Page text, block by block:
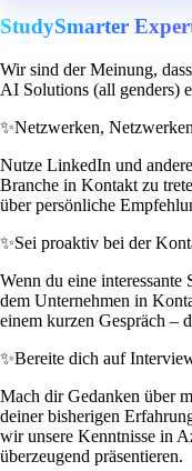
StudySmarter
Wir sind der Meinung,
AI Solutions (all genders)
✨Netzwerken,
Nutze LinkedIn und
Branche in Kontakt zu
über persönliche
✨Sei proaktiv bei der
Wenn du eine
dem Unternehmen in
einem kurzen Gespräch –
✨Bereite dich auf
Mach dir Gedanken über
deiner bisherigen
wir unsere Kenntnisse in
überzeugend präsentieren.